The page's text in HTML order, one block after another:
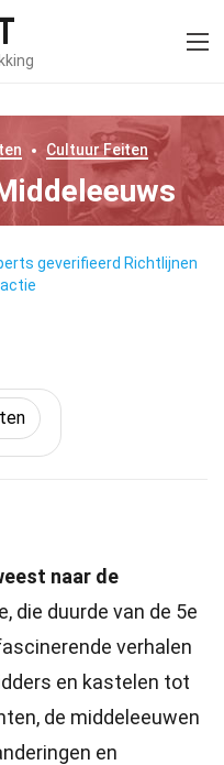
CultuurFeiten
geverifieerd Richtlijnen
naar de
die duurde van de 5e
verhalen
en kastelen tot
de middeleeuwen
en